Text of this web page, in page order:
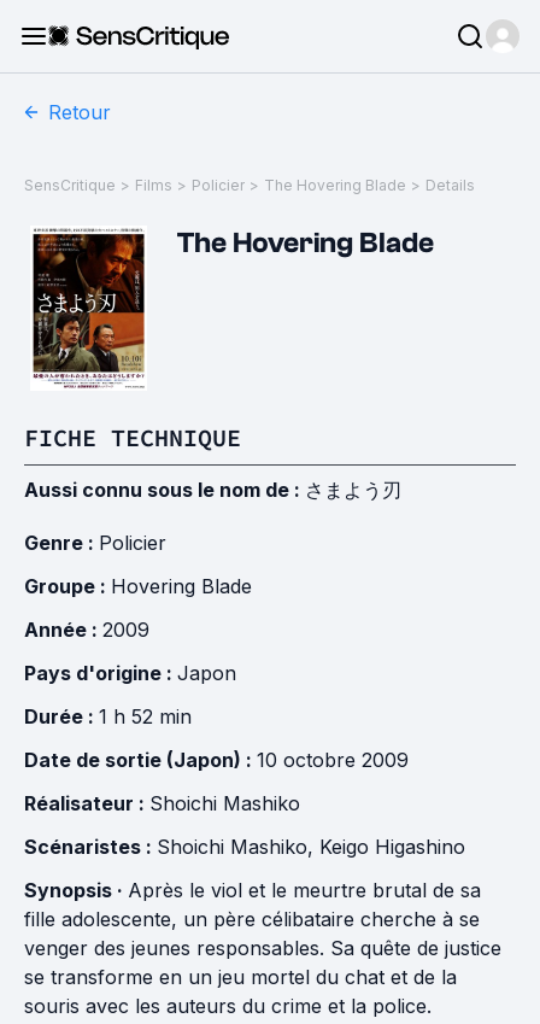
Retour
SensCritique > Films > Policier > The Hovering Blade > Details
The Hovering Blade
FICHE TECHNIQUE
Aussi connu sous le nom de : さまよう刃
Genre : Policier
Groupe : Hovering Blade
Année : 2009
Pays d'origine : Japon
Durée : 1 h 52 min
Date de sortie (Japon) : 10 octobre 2009
Réalisateur : Shoichi Mashiko
Scénaristes : Shoichi Mashiko, Keigo Higashino
Synopsis · Après le viol et le meurtre brutal de sa
fille adolescente, un père célibataire cherche à se
venger des jeunes responsables. Sa quête de justice
se transforme en un jeu mortel du chat et de la
souris avec les auteurs du crime et la police.